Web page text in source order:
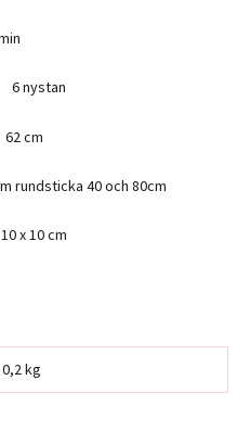
cm
rundsticka 40 och 80cm
x 10 cm
0,2 kg